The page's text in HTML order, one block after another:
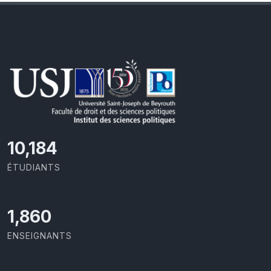
11,110
ÉTUDIANTS
2,029
ENSEIGNANTS